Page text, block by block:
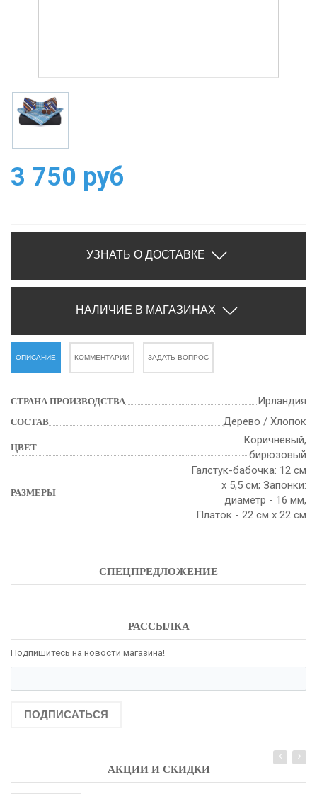
3 750 руб
УЗНАТЬ О ДОСТАВКЕ
НАЛИЧИЕ В МАГАЗИНАХ
ОПИСАНИЕ КОММЕНТАРИИ ЗАДАТЬ ВОПРОС
СТРАНА ПРОИЗВОДСТВА Ирландия
СОСТАВ Дерево / Хлопок
ЦВЕТ
Коричневый,
бирюзовый
РАЗМЕРЫ
Галстук-бабочка: 12 см
х 5,5 см; Запонки:
диаметр - 16 мм,
Платок - 22 см х 22 см
СПЕЦПРЕДЛОЖЕНИЕ
РАССЫЛКА
Подпишитесь на новости магазина!
ПОДПИСАТЬСЯ
АКЦИИ И СКИДКИ